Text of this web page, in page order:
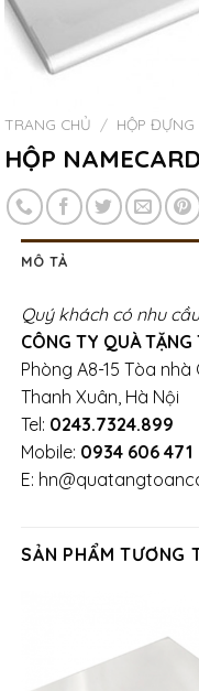
TRANG CHỦ / HỘP ĐỰNG
HỘP
MÔ TẢ
Quý khách có nhu
CÔNG TY QUÀ TẶNG
Phòng A8-15 Tòa nhà
Thanh Xuân, Hà Nội
Tel: 0243.7324.899
Mobile: 0934 606 471
E:
SẢN PHẨM TƯƠNG